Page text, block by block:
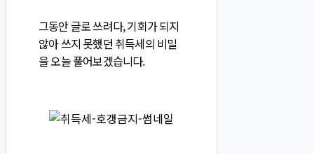
그동안 글로 쓰려다, 기회가 되지
않아 쓰지 못했던 취득세의 비밀
을 오늘 풀어보겠습니다.